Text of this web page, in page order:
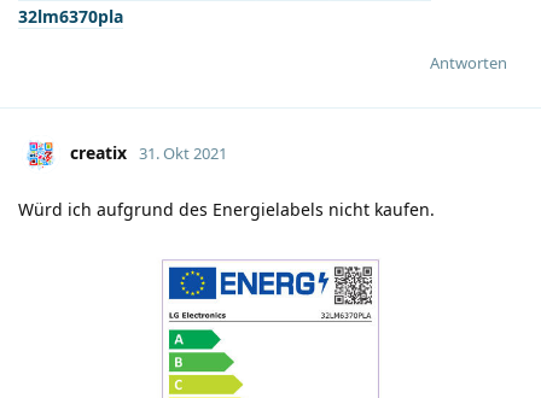
32lm6370pla
Antworten
creatix 31. Okt 2021
Würd ich aufgrund des Energielabels nicht kaufen.